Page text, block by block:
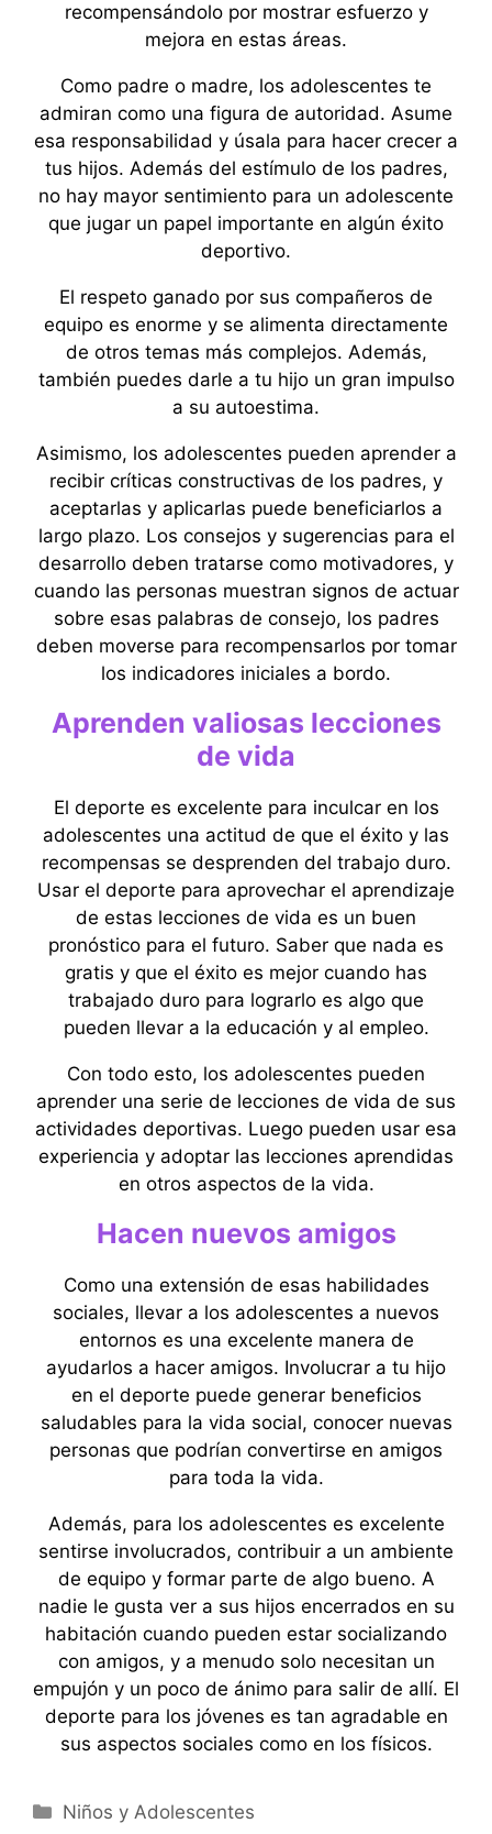
recompensándolo por mostrar esfuerzo y
mejora en estas áreas.
Como padre o madre, los adolescentes te
admiran como una figura de autoridad. Asume
esa responsabilidad y úsala para hacer crecer a
tus hijos. Además del estímulo de los padres,
no hay mayor sentimiento para un adolescente
que jugar un papel importante en algún éxito
deportivo.
El respeto ganado por sus compañeros de
equipo es enorme y se alimenta directamente
de otros temas más complejos. Además,
también puedes darle a tu hijo un gran impulso
a su autoestima.
Asimismo, los adolescentes pueden aprender a
recibir críticas constructivas de los padres, y
aceptarlas y aplicarlas puede beneficiarlos a
largo plazo. Los consejos y sugerencias para el
desarrollo deben tratarse como motivadores, y
cuando las personas muestran signos de actuar
sobre esas palabras de consejo, los padres
deben moverse para recompensarlos por tomar
los indicadores iniciales a bordo.
Aprenden valiosas lecciones
de vida
El deporte es excelente para inculcar en los
adolescentes una actitud de que el éxito y las
recompensas se desprenden del trabajo duro.
Usar el deporte para aprovechar el aprendizaje
de estas lecciones de vida es un buen
pronóstico para el futuro. Saber que nada es
gratis y que el éxito es mejor cuando has
trabajado duro para lograrlo es algo que
pueden llevar a la educación y al empleo.
Con todo esto, los adolescentes pueden
aprender una serie de lecciones de vida de sus
actividades deportivas. Luego pueden usar esa
experiencia y adoptar las lecciones aprendidas
en otros aspectos de la vida.
Hacen nuevos amigos
Como una extensión de esas habilidades
sociales, llevar a los adolescentes a nuevos
entornos es una excelente manera de
ayudarlos a hacer amigos. Involucrar a tu hijo
en el deporte puede generar beneficios
saludables para la vida social, conocer nuevas
personas que podrían convertirse en amigos
para toda la vida.
Además, para los adolescentes es excelente
sentirse involucrados, contribuir a un ambiente
de equipo y formar parte de algo bueno. A
nadie le gusta ver a sus hijos encerrados en su
habitación cuando pueden estar socializando
con amigos, y a menudo solo necesitan un
empujón y un poco de ánimo para salir de allí. El
deporte para los jóvenes es tan agradable en
sus aspectos sociales como en los físicos.
Categorías
Niños y Adolescentes